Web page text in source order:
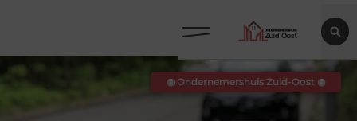
◉ Ondernemershuis Zuid-Oost ◉